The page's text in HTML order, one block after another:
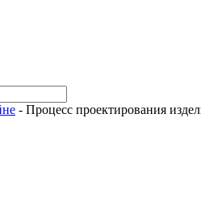
- Процесс проектирования